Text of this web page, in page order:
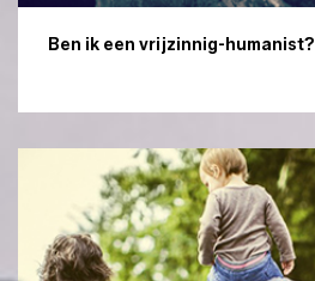
Ben ik een vrijzinnig-humanist?